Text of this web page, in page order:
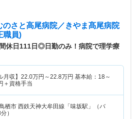
のさと高尾病院／きやま髙尾病院
職員)
休日111日◎日勤のみ！病院で理学療
月収】 22.0万円～22.8万円 基本給：18～
＋資格手当
栖市 西鉄天神大牟田線「味坂駅」（バ
）